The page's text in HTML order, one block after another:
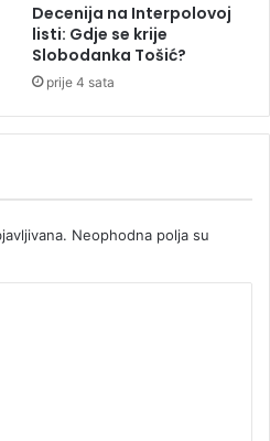
Decenija na Interpolovoj
listi: Gdje se krije
Slobodanka Tošić?
prije 4 sata
Neophodna polja su